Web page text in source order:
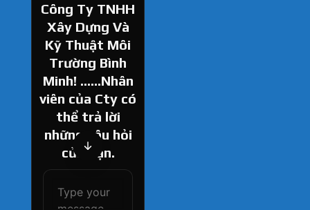
Công Ty TNHH
Xây Dựng Và
Kỹ Thuật Môi
Trường Bình
Minh! ......Nhân
viên của Cty có
thể trả lời
những câu hỏi
của bạn.
How can I help
you today?